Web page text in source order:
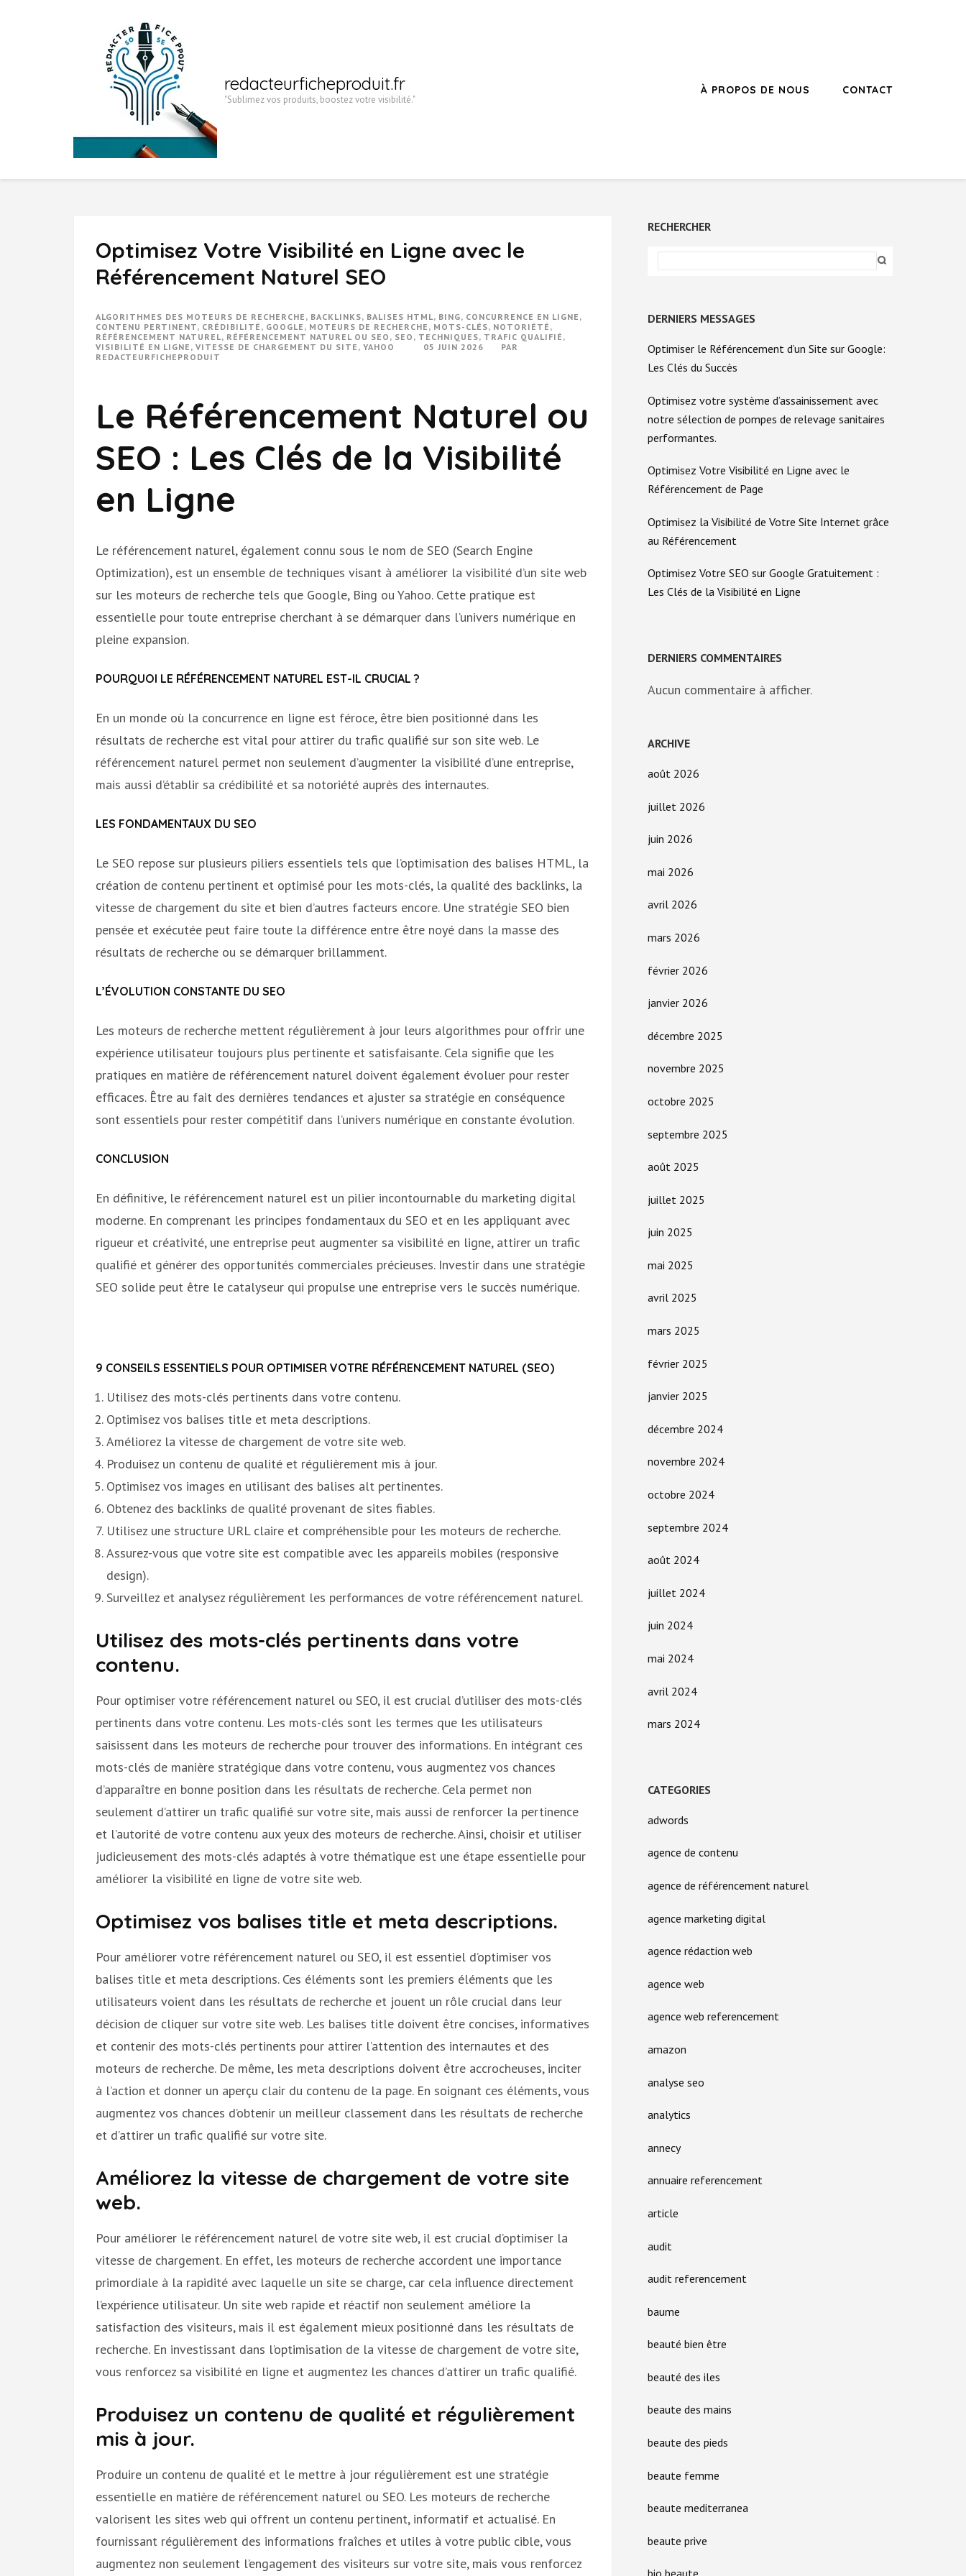
redacteurficheproduit.fr
"Sublimez vos produits, boostez votre visibilité."
À PROPOS DE NOUS CONTACT
Optimisez Votre Visibilité en Ligne avec le
Référencement Naturel SEO
ALGORITHMES DES MOTEURS DE RECHERCHE , BACKLINKS, BALISES HTML, BING, CONCURRENCE EN LIGNE ,
CONTENU PERTINENT, CRÉDIBILITÉ , GOOGLE , MOTEURS DE RECHERCHE , MOTS-CLÉS, NOTORIÉTÉ ,
RÉFÉRENCEMENT NATUREL, RÉFÉRENCEMENT NATUREL OU SEO , SEO , TECHNIQUES, TRAFIC QUALIFIÉ ,
VISIBILITÉ EN LIGNE , VITESSE DE CHARGEMENT DU SITE , YAHOO 05 JUIN 2026
PAR
REDACTEURFICHEPRODUIT
Le Référencement Naturel ou
SEO : Les Clés de la Visibilité
en Ligne
Le référencement naturel, également connu sous le nom de SEO (Search Engine
Optimization), est un ensemble de techniques visant à améliorer la visibilité d’un site web
sur les moteurs de recherche tels que Google, Bing ou Yahoo. Cette pratique est
essentielle pour toute entreprise cherchant à se démarquer dans l’univers numérique en
pleine expansion.
POURQUOI LE RÉFÉRENCEMENT NATUREL EST-IL CRUCIAL ?
En un monde où la concurrence en ligne est féroce, être bien positionné dans les
résultats de recherche est vital pour attirer du trafic qualifié sur son site web. Le
référencement naturel permet non seulement d’augmenter la visibilité d’une entreprise,
mais aussi d’établir sa crédibilité et sa notoriété auprès des internautes.
LES FONDAMENTAUX DU SEO
Le SEO repose sur plusieurs piliers essentiels tels que l’optimisation des balises HTML, la
création de contenu pertinent et optimisé pour les mots-clés, la qualité des backlinks, la
vitesse de chargement du site et bien d’autres facteurs encore. Une stratégie SEO bien
pensée et exécutée peut faire toute la différence entre être noyé dans la masse des
résultats de recherche ou se démarquer brillamment.
L’ÉVOLUTION CONSTANTE DU SEO
Les moteurs de recherche mettent régulièrement à jour leurs algorithmes pour offrir une
expérience utilisateur toujours plus pertinente et satisfaisante. Cela signifie que les
pratiques en matière de référencement naturel doivent également évoluer pour rester
efficaces. Être au fait des dernières tendances et ajuster sa stratégie en conséquence
sont essentiels pour rester compétitif dans l’univers numérique en constante évolution.
CONCLUSION
En définitive, le référencement naturel est un pilier incontournable du marketing digital
moderne. En comprenant les principes fondamentaux du SEO et en les appliquant avec
rigueur et créativité, une entreprise peut augmenter sa visibilité en ligne, attirer un trafic
qualifié et générer des opportunités commerciales précieuses. Investir dans une stratégie
SEO solide peut être le catalyseur qui propulse une entreprise vers le succès numérique.
9 CONSEILS ESSENTIELS POUR OPTIMISER VOTRE RÉFÉRENCEMENT NATUREL (SEO)
Utilisez des mots-clés pertinents dans votre contenu.
Optimisez vos balises title et meta descriptions.
Améliorez la vitesse de chargement de votre site web.
Produisez un contenu de qualité et régulièrement mis à jour.
Optimisez vos images en utilisant des balises alt pertinentes.
Obtenez des backlinks de qualité provenant de sites fiables.
Utilisez une structure URL claire et compréhensible pour les moteurs de recherche.
Assurez-vous que votre site est compatible avec les appareils mobiles (responsive
design).
Surveillez et analysez régulièrement les performances de votre référencement naturel.
Utilisez des mots-clés pertinents dans votre
contenu.
Pour optimiser votre référencement naturel ou SEO, il est crucial d’utiliser des mots-clés
pertinents dans votre contenu. Les mots-clés sont les termes que les utilisateurs
saisissent dans les moteurs de recherche pour trouver des informations. En intégrant ces
mots-clés de manière stratégique dans votre contenu, vous augmentez vos chances
d’apparaître en bonne position dans les résultats de recherche. Cela permet non
seulement d’attirer un trafic qualifié sur votre site, mais aussi de renforcer la pertinence
et l’autorité de votre contenu aux yeux des moteurs de recherche. Ainsi, choisir et utiliser
judicieusement des mots-clés adaptés à votre thématique est une étape essentielle pour
améliorer la visibilité en ligne de votre site web.
Optimisez vos balises title et meta descriptions.
Pour améliorer votre référencement naturel ou SEO, il est essentiel d’optimiser vos
balises title et meta descriptions. Ces éléments sont les premiers éléments que les
utilisateurs voient dans les résultats de recherche et jouent un rôle crucial dans leur
décision de cliquer sur votre site web. Les balises title doivent être concises, informatives
et contenir des mots-clés pertinents pour attirer l’attention des internautes et des
moteurs de recherche. De même, les meta descriptions doivent être accrocheuses, inciter
à l’action et donner un aperçu clair du contenu de la page. En soignant ces éléments, vous
augmentez vos chances d’obtenir un meilleur classement dans les résultats de recherche
et d’attirer un trafic qualifié sur votre site.
Améliorez la vitesse de chargement de votre site
web.
Pour améliorer le référencement naturel de votre site web, il est crucial d’optimiser la
vitesse de chargement. En effet, les moteurs de recherche accordent une importance
primordiale à la rapidité avec laquelle un site se charge, car cela influence directement
l’expérience utilisateur. Un site web rapide et réactif non seulement améliore la
satisfaction des visiteurs, mais il est également mieux positionné dans les résultats de
recherche. En investissant dans l’optimisation de la vitesse de chargement de votre site,
vous renforcez sa visibilité en ligne et augmentez les chances d’attirer un trafic qualifié.
Produisez un contenu de qualité et régulièrement
mis à jour.
Produire un contenu de qualité et le mettre à jour régulièrement est une stratégie
essentielle en matière de référencement naturel ou SEO. Les moteurs de recherche
valorisent les sites web qui offrent un contenu pertinent, informatif et actualisé. En
fournissant régulièrement des informations fraîches et utiles à votre public cible, vous
augmentez non seulement l’engagement des visiteurs sur votre site, mais vous renforcez
RECHERCHER
DERNIERS MESSAGES
Optimiser le Référencement d’un Site sur Google:
Les Clés du Succès
Optimisez votre système d’assainissement avec
notre sélection de pompes de relevage sanitaires
performantes.
Optimisez Votre Visibilité en Ligne avec le
Référencement de Page
Optimisez la Visibilité de Votre Site Internet grâce
au Référencement
Optimisez Votre SEO sur Google Gratuitement :
Les Clés de la Visibilité en Ligne
DERNIERS COMMENTAIRES
Aucun commentaire à afficher.
ARCHIVE
août 2026
juillet 2026
juin 2026
mai 2026
avril 2026
mars 2026
février 2026
janvier 2026
décembre 2025
novembre 2025
octobre 2025
septembre 2025
août 2025
juillet 2025
juin 2025
mai 2025
avril 2025
mars 2025
février 2025
janvier 2025
décembre 2024
novembre 2024
octobre 2024
septembre 2024
août 2024
juillet 2024
juin 2024
mai 2024
avril 2024
mars 2024
CATEGORIES
adwords
agence de contenu
agence de référencement naturel
agence marketing digital
agence rédaction web
agence web
agence web referencement
amazon
analyse seo
analytics
annecy
annuaire referencement
article
audit
audit referencement
baume
beauté bien être
beauté des iles
beaute des mains
beaute des pieds
beaute femme
beaute mediterranea
beaute prive